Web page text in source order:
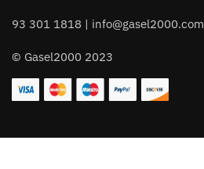
93 301 1818 | info@gasel2000.com
© Gasel2000 2023